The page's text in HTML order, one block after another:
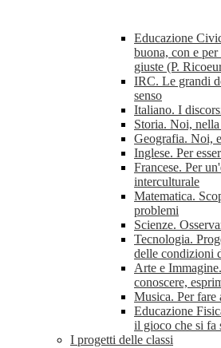
Educazione
buona, con e
giuste (P.
IRC. Le grandi
senso
Italiano. I
Storia. Noi,
Geografia. Noi,
Inglese. Per
Francese. Per
interculturale
Matematica.
problemi
Scienze.
Tecnologia.
delle condizioni
Arte e
conoscere,
Musica. Per fare
Educazione
il gioco che si fa
I progetti delle classi